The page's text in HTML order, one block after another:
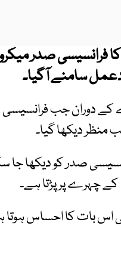
فرانسیسی صدر
سامنے آگیا۔
دوران جب فرانسیسی
منظر دیکھا گیا۔
صدر کو دیکھا
چہرے پر پڑتا ہے۔
بات کا احساس ہوتا